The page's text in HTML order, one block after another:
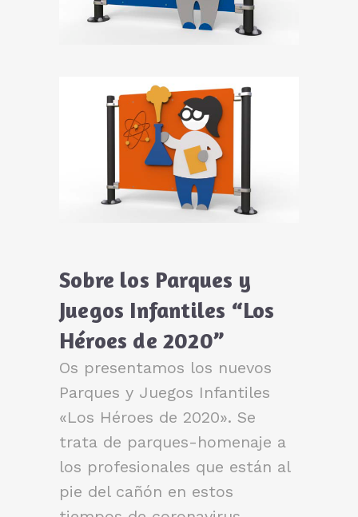
Sobre los Parques y
Juegos Infantiles “Los
Héroes de 2020”
Os presentamos los nuevos
Parques y Juegos Infantiles
«Los Héroes de 2020». Se
trata de parques-homenaje a
los profesionales que están al
pie del cañón en estos